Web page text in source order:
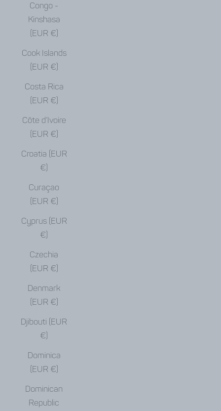
Congo -
Kinshasa
(EUR €)
Cook Islands
(EUR €)
Costa Rica
(EUR €)
Côte d’Ivoire
(EUR €)
Croatia (EUR
€)
Curaçao
(EUR €)
Cyprus (EUR
€)
Czechia
(EUR €)
Denmark
(EUR €)
Djibouti (EUR
€)
Dominica
(EUR €)
Dominican
Republic